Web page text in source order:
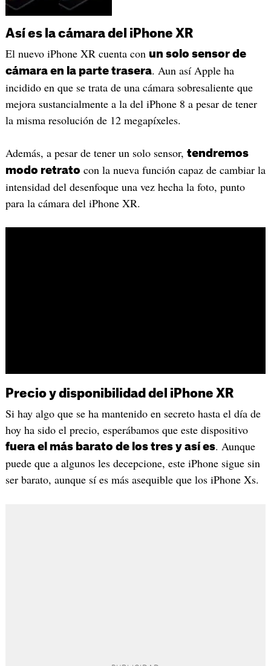
Así es la cámara del iPhone XR
El nuevo iPhone XR cuenta con un solo sensor de
cámara en la parte trasera. Aun así Apple ha
incidido en que se trata de una cámara sobresaliente que
mejora sustancialmente a la del iPhone 8 a pesar de tener
la misma resolución de 12 megapíxeles.
Además, a pesar de tener un solo sensor, tendremos
modo retrato con la nueva función capaz de cambiar la
intensidad del desenfoque una vez hecha la foto, punto
para la cámara del iPhone XR.
Precio y disponibilidad del iPhone XR
Si hay algo que se ha mantenido en secreto hasta el día de
hoy ha sido el precio, esperábamos que este dispositivo
fuera el más barato de los tres y así es. Aunque
puede que a algunos les decepcione, este iPhone sigue sin
ser barato, aunque sí es más asequible que los iPhone Xs.